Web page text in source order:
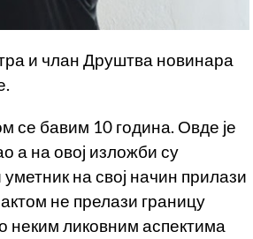
и члан Друштва новинара
се бавим 10 година. Овде је
а на овој изложби су
на свој начин прилази
не прелази границу
неким ликовним аспектима